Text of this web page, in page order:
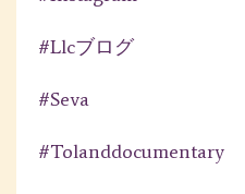
#llcブログ
#seva
#tolanddocumentary